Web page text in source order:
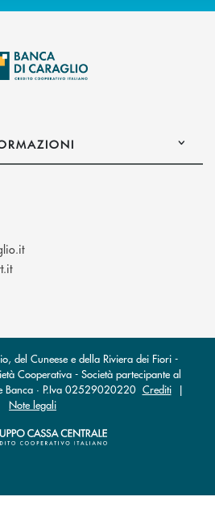
(si apre l’app di posta elettronica)
(si apre l’app di posta elettronica)
del Cuneese e della Riviera dei Fiori -
Cooperativa - Società partecipante al
Banca · P.Iva 02529020220 Crediti|
Note legali